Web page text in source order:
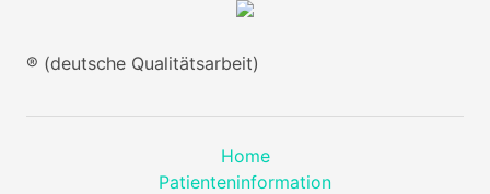
® (deutsche Qualitätsarbeit)
Home
Patienteninformation